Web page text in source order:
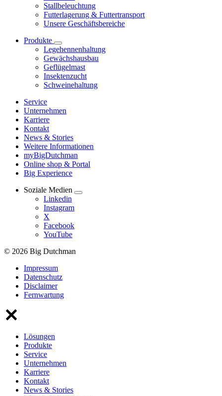
Stallbeleuchtung
Futterlagerung & Futtertransport
Unsere Geschäftsbereiche
Produkte
Legehennenhaltung
Gewächshausbau
Geflügelmast
Insektenzucht
Schweinehaltung
Service
Unternehmen
Karriere
Kontakt
News & Stories
Weitere Informationen
myBigDutchman
Online shop & Portal
Big Experience
Soziale Medien
Linkedin
Instagram
X
Facebook
YouTube
© 2026 Big Dutchman
Impressum
Datenschutz
Disclaimer
Fernwartung
Lösungen
Produkte
Service
Unternehmen
Karriere
Kontakt
News & Stories